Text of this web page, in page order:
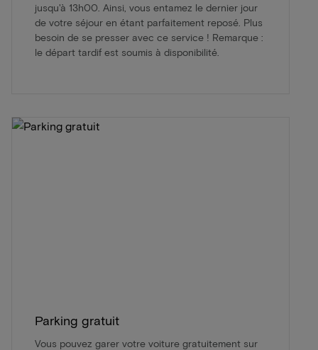
jusqu'à 13h00. Ainsi, vous entamez le dernier jour
de votre séjour en étant parfaitement reposé. Plus
besoin de se presser avec ce service ! Remarque :
le départ tardif est soumis à disponibilité.
Parking gratuit
Vous pouvez garer votre voiture gratuitement sur